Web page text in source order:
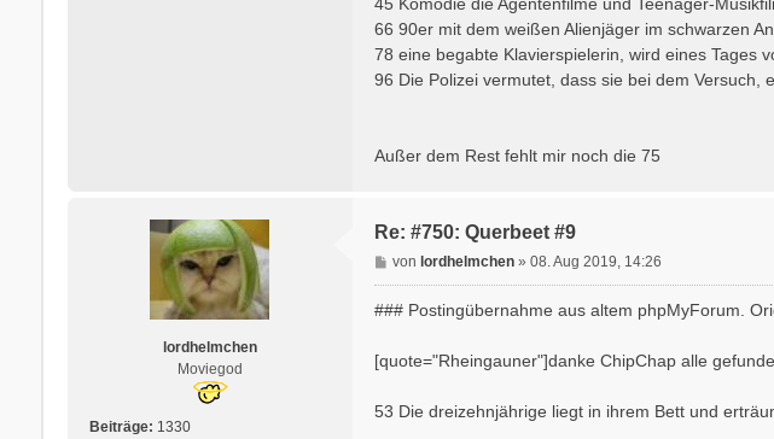
g
66 90er mit dem weißen Alienjäger im schwarzen
78 eine begabte Klavierspielerin, wird eines Tages
96 Die Polizei vermutet, dass sie bei dem Versuch,
Außer dem Rest fehlt mir noch die 75
lordhelmchen
Moviegod
Beiträge: 1330
Re: #750: Querbeet #9
B
e
i
a
von lordhelmchen »08. Aug 2019, 14:26
### Postingübernahme aus altem phpMyForum.
[quote="Rheingauner"]danke ChipChap alle
53 Die dreizehnjährige liegt in ihrem Bett und